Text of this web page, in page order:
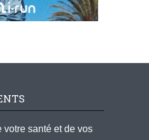
votre santé et de vos